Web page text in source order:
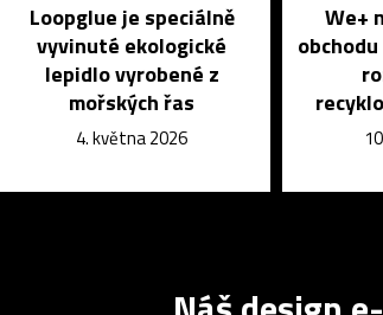
Loopglue je speciálně
vyvinuté ekologické
lepidlo vyrobené z
mořských řas
4. května 2026
We+